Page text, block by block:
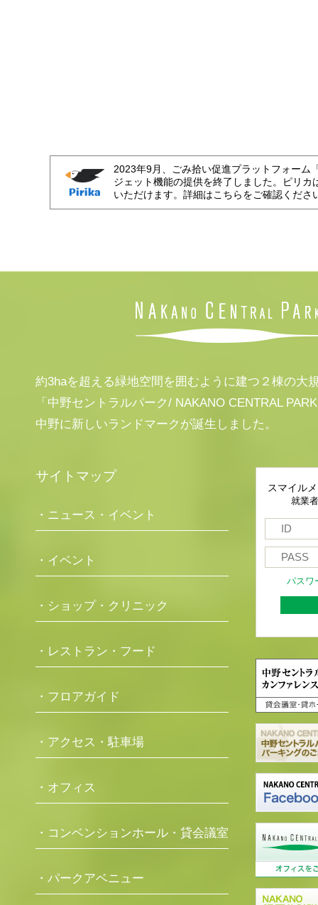
2023年9月、ごみ拾い促進プラットフォーム
ジェット機能の提供を終了しました。ピリカ
いただけます。詳細はこちらをご確認くださ
約3haを超える緑地空間を囲むように建つ２棟の大
「中野セントラルパーク/ NAKANO CENTRAL
中野に新しいランドマークが誕生しました。
サイトマップ
・ニュース・イベント
・イベント
・ショップ・クリニック
・レストラン・フード
・フロアガイド
・アクセス・駐車場
・オフィス
・コンベンションホール・貸会議室
・パークアベニュー
スマイル
就業
パスワ